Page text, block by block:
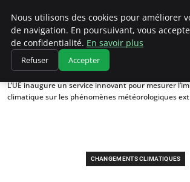
Climatedebtagents
Accueil
Changements climatiques
L’UE inaugure un service innovant pour mesurer
climatique sur les phénomènes météorologiques
CHANGEMENTS CLIMATIQUES
Nous utilisons des cookies pour améliorer
de navigation. En poursuivant, vous
de confidentialité. En savoir plus
Refuser Accepter